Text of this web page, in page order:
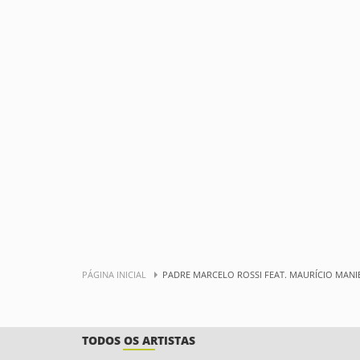
PÁGINA INICIAL PADRE MARCELO ROSSI FEAT. MAURÍCIO
TODOS OS ARTISTAS